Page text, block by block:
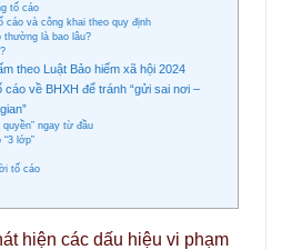
tố cáo
và công khai theo quy định
thường là bao lâu?
theo Luật Bảo hiểm xã hội 2024
về BHXH để tránh “gửi sai nơi –
ngay từ đầu
lớp”
tố cáo
hiện các dấu hiệu vi phạm